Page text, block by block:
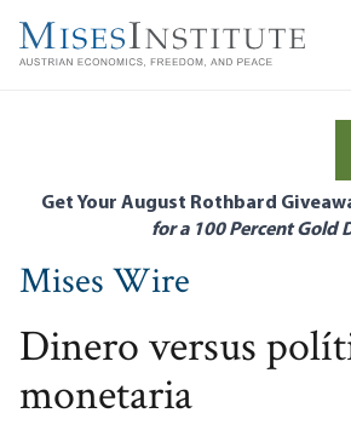
main
Get Your August Rothbard
for a 100 Percent Gold
Mises Wire
Dinero versus
monetaria